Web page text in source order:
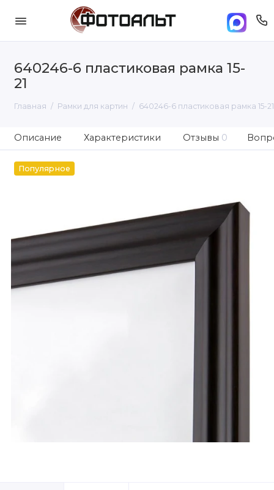
640246-6 пластиковая рамка 15-
21
Главная Рамки для картин 640246-6 пластиковая рамка 15-21
Описание Характеристики Отзывы 0
Популярное